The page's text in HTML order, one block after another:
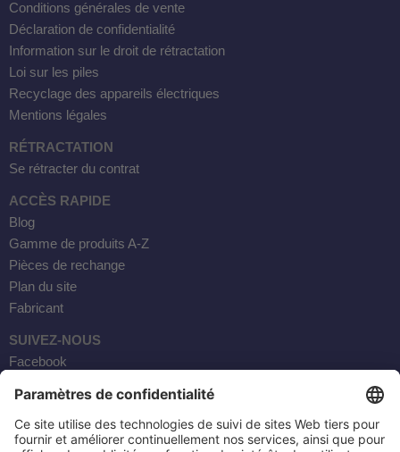
Conditions générales de vente
Déclaration de confidentialité
Information sur le droit de rétractation
Loi sur les piles
Recyclage des appareils électriques
Mentions légales
RÉTRACTATION
Se rétracter du contrat
ACCÈS RAPIDE
Blog
Gamme de produits A-Z
Pièces de rechange
Plan du site
Fabricant
SUIVEZ-NOUS
Facebook
YouTube
Courrier électronique